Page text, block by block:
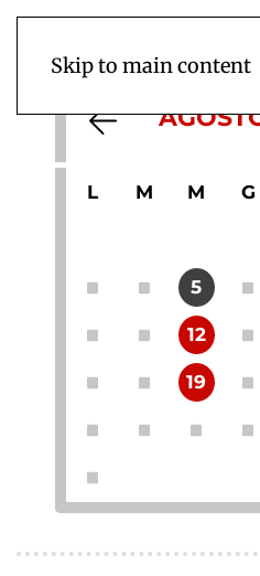
Skip to main content
L M M G
5
12
19